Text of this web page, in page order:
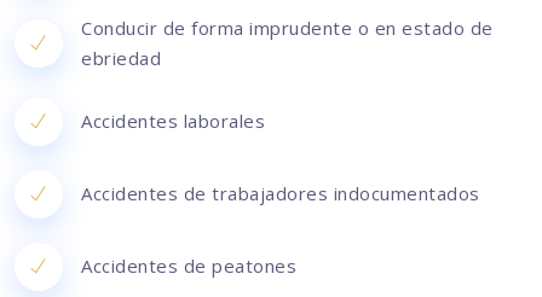
Conducir de forma imprudente o en estado de
ebriedad
Accidentes laborales
Accidentes de trabajadores indocumentados
Accidentes de peatones